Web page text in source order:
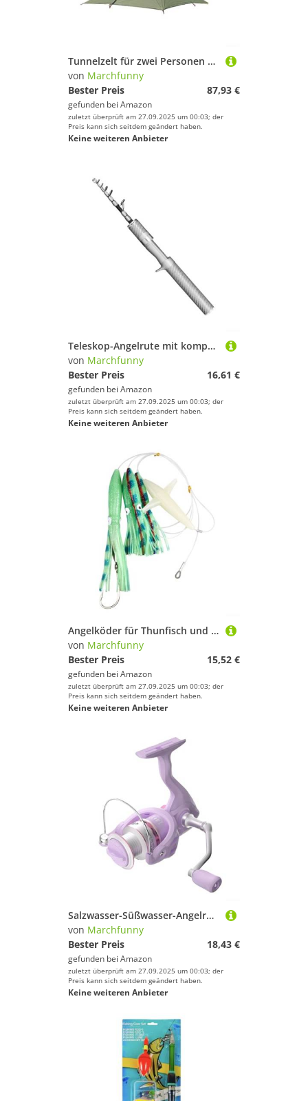
Tunnelzelt für zwei Personen mit Doppeltüren, leichten Aluminiumstangen und reißfestem Stoff (Außenzelt, grün)
von Marchfunny
Bester Preis
87,93 €
gefunden bei Amazon
zuletzt überprüft am 27.09.2025 um 00:03; der
Preis kann sich seitdem geändert haben.
Keine weiteren Anbieter
Teleskop-Angelrute mit kompaktem Design und mehreren Längenoptionen für verschiedene Angelumgebungen und Bedingungen (1,8 m Silber)
von Marchfunny
Bester Preis
16,61 €
gefunden bei Amazon
zuletzt überprüft am 27.09.2025 um 00:03; der
Preis kann sich seitdem geändert haben.
Keine weiteren Anbieter
Angelköder für Thunfisch und Tintenfisch, mit Karabinerhaken aus Karbonstahl und dynamischer Bewegungssimulation (C3)
von Marchfunny
Bester Preis
15,52 €
gefunden bei Amazon
zuletzt überprüft am 27.09.2025 um 00:03; der
Preis kann sich seitdem geändert haben.
Keine weiteren Anbieter
Salzwasser-Süßwasser-Angelrolle mit Vollmetallkonstruktion, Spulen-Design für reibungsloses Werfen, faltbarer Griff für einfachen Transport und hohe Zugfähigkeit (3000)
von Marchfunny
Bester Preis
18,43 €
gefunden bei Amazon
zuletzt überprüft am 27.09.2025 um 00:03; der
Preis kann sich seitdem geändert haben.
Keine weiteren Anbieter